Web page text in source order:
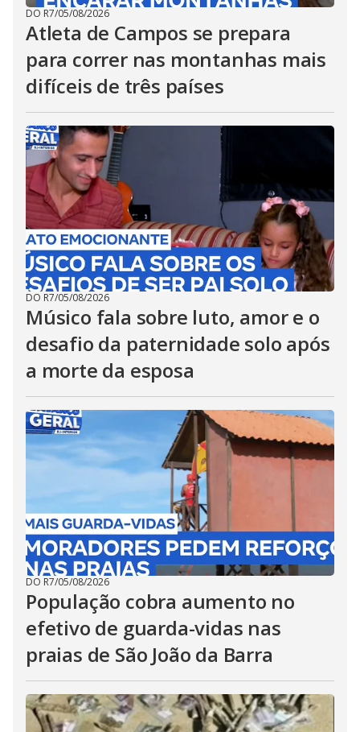
DO R7/05/08/2026
Atleta de Campos se prepara
para correr nas montanhas mais
difíceis de três países
DO R7/05/08/2026
Músico fala sobre luto, amor e o
desafio da paternidade solo após
a morte da esposa
DO R7/05/08/2026
População cobra aumento no
efetivo de guarda-vidas nas
praias de São João da Barra